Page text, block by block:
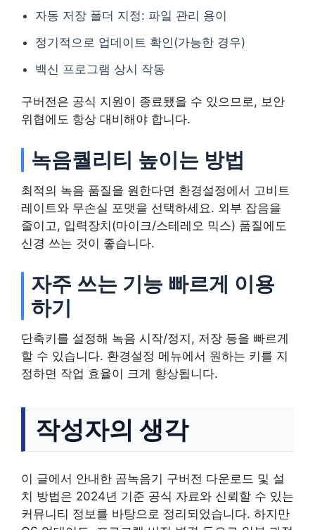
자동 저장 폴더 지정: 파일 관리 용이
정기적으로 업데이트 확인(가능한 경우)
백신 프로그램 상시 작동
구버전은 공식 지원이 종료됐을 수 있으므로, 보안
위협에도 항상 대비해야 합니다.
녹음퀄리티 높이는 방법
최적의 녹음 품질을 원한다면 환경설정에서 고비트
레이트와 무손실 포맷을 선택하세요. 외부 잡음을
줄이고, 입력장치(마이크/스테레오 믹스) 품질에도
신경 쓰는 것이 좋습니다.
자주 쓰는 기능 빠르게 이용
하기
단축키를 설정해 녹음 시작/정지, 저장 등을 빠르게
할 수 있습니다. 환경설정 메뉴에서 원하는 키를 지
정하면 작업 효율이 크게 향상됩니다.
작성자의 생각
이 글에서 안내한 곰녹음기 구버전 다운로드 및 설
치 방법은 2024년 기준 공식 자료와 신뢰할 수 있는
커뮤니티 정보를 바탕으로 정리되었습니다. 하지만